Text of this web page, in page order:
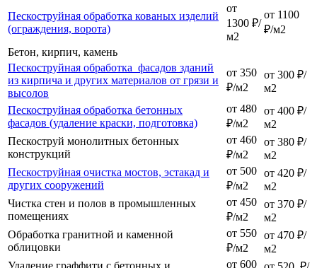
Пескоструйная обработка кованых изделий
(ограждения, ворота)
от
1300 ₽/
м2
от 1100
₽/м2
Бетон, кирпич, камень
Пескоструйная обработка фасадов зданий
из кирпича и других материалов от грязи и
высолов
от 350
₽/м2
от 300 ₽/
м2
Пескоструйная обработка бетонных
фасадов (удаление краски, подготовка)
от 480
₽/м2
от 400 ₽/
м2
Пескоструй монолитных бетонных
конструкций
от 460
₽/м2
от 380 ₽/
м2
Пескоструйная очистка мостов, эстакад и
других сооружений
от 500
₽/м2
от 420 ₽/
м2
Чистка стен и полов в промышленных
помещениях
от 450
₽/м2
от 370 ₽/
м2
Обработка гранитной и каменной
облицовки
от 550
₽/м2
от 470 ₽/
м2
от 600